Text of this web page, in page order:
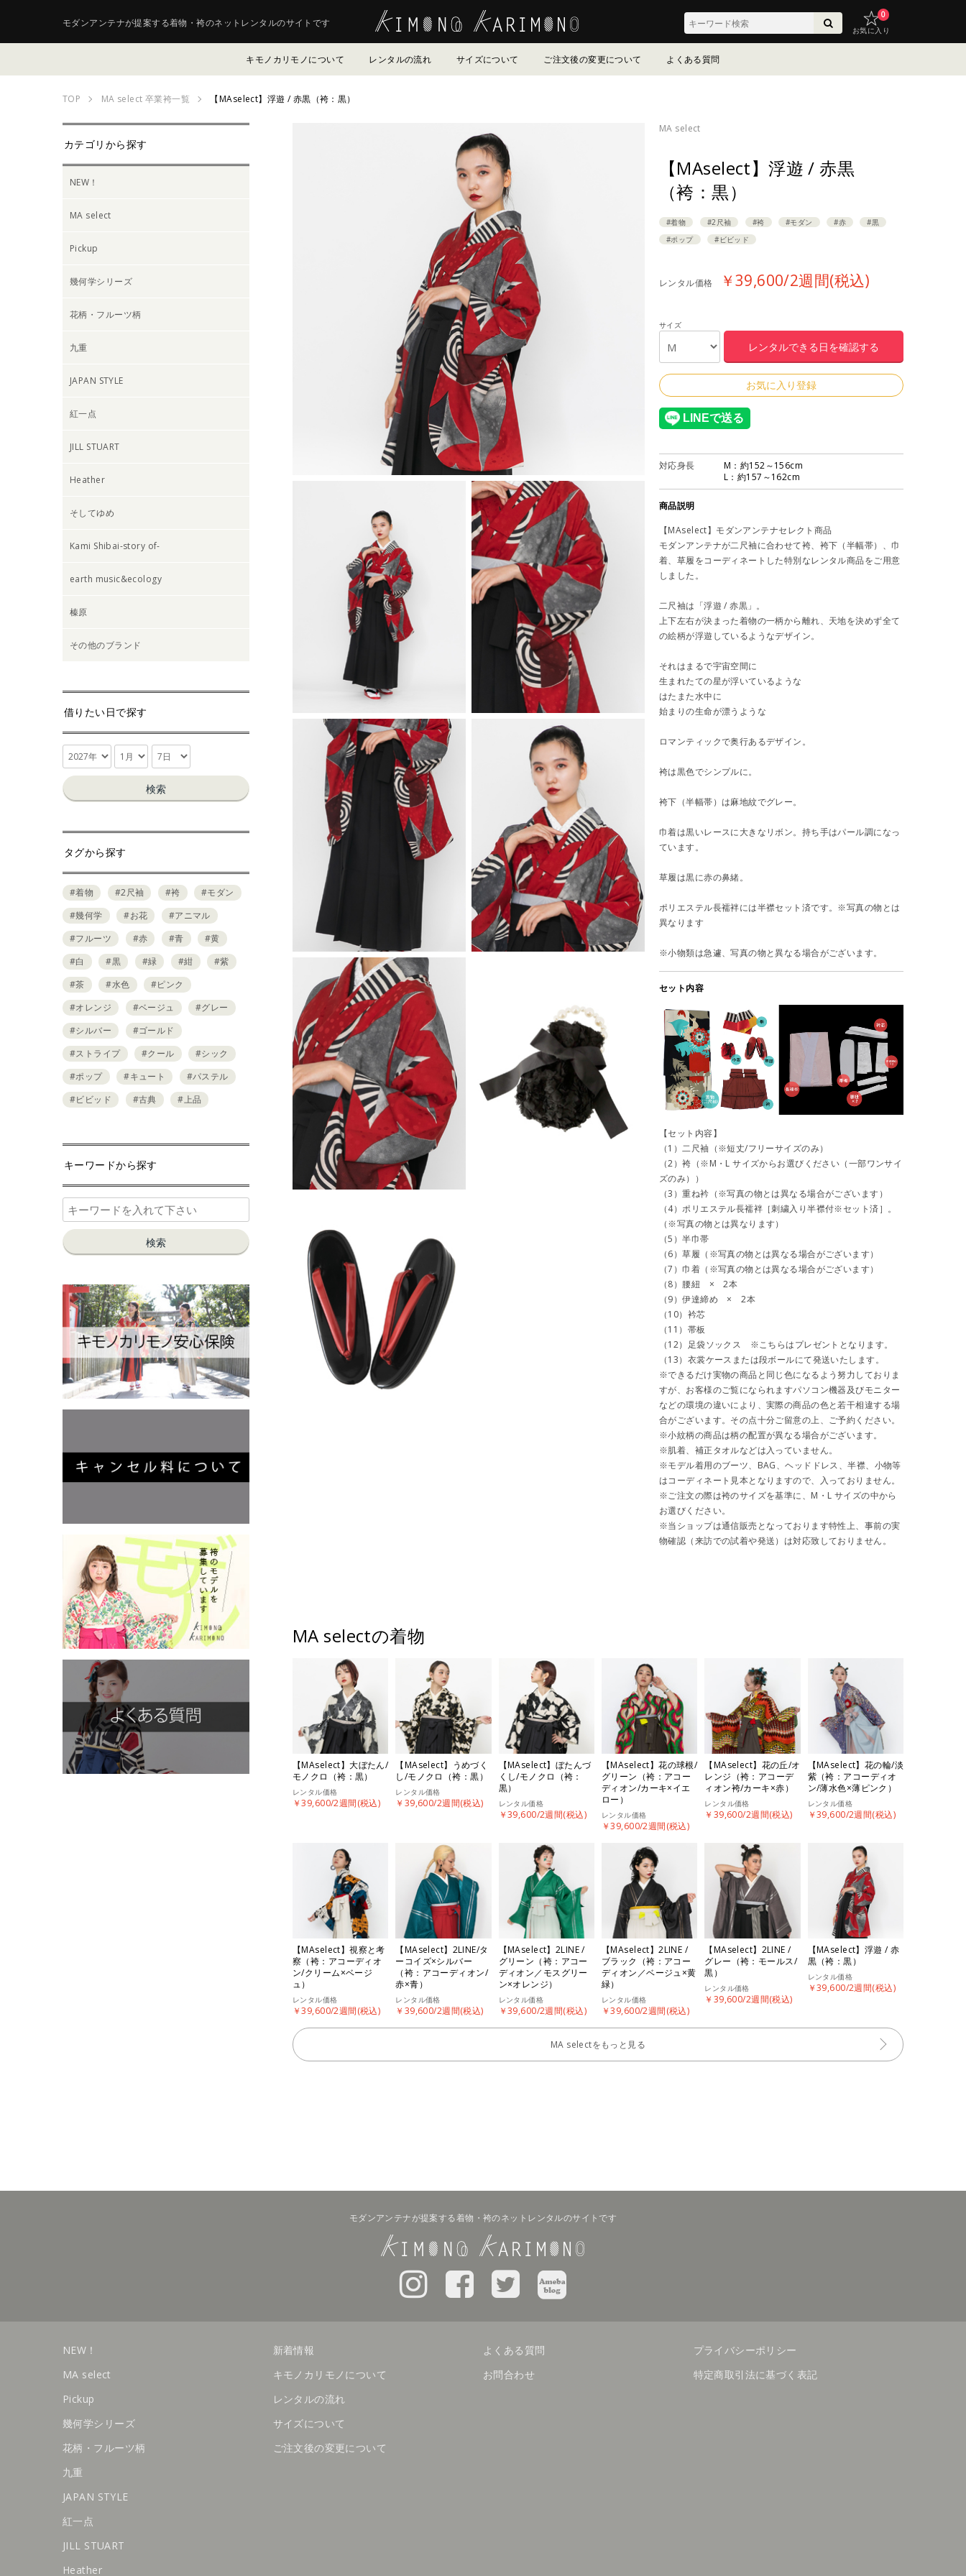
モダンアンテナが提案する着物・袴のネットレンタルのサイトです
お気に入り
0
キモノカリモノについて レンタルの流れ サイズについて ご注文後の変更について よくある質問
TOP MA select 卒業袴一覧 【MAselect】浮遊 / 赤黒（袴：黒）
MA select
【MAselect】浮遊 / 赤黒
（袴：黒）
#着物 #2尺袖 #袴 #モダン #赤
#黒
#ポップ
#ビビッド
レンタル価格 ￥39,600/2週間(税込)
サイズ
お気に入り登録
対応身長
M：約152～156cm
L：約157～162cm
商品説明
【MAselect】モダンアンテナセレクト商品
モダンアンテナが二尺袖に合わせて袴、袴下（半幅帯）、巾
着、草履をコーディネートした特別なレンタル商品をご用意
しました。
二尺袖は「浮遊 / 赤黒」。
上下左右が決まった着物の一柄から離れ、‬天地を決めず全て
の絵柄が浮遊しているようなデザイン‬。
それはまるで宇宙空間に
生まれたての星が浮いているような
はたまた水中に
始まりの生命が漂うような
ロマンティックで奥行あるデザイン。
袴は黒色でシンプルに。
袴下（半幅帯）は麻地紋でグレー。
巾着は黒いレースに大きなリボン。持ち手はパール調になっ
ています。
草履は黒に赤の鼻緒。
ポリエステル長襦袢には半襟セット済です。※写真の物とは
異なります
※小物類は急遽、写真の物と異なる場合がございます。
セット内容
【セット内容】
（1）二尺袖（※短丈/フリーサイズのみ）
（2）袴（※M・L サイズからお選びください（一部ワンサイ
ズのみ））
（3）重ね衿（※写真の物とは異なる場合がございます）
（4）ポリエステル長襦袢［刺繍入り半襟付※セット済］。
（※写真の物とは異なります）
（5）半巾帯
（6）草履（※写真の物とは異なる場合がございます）
（7）巾着（※写真の物とは異なる場合がございます）
（8）腰紐 × 2本
（9）伊達締め × 2本
（10）衿芯
（11）帯板
（12）足袋ソックス ※こちらはプレゼントとなります。
（13）衣裳ケースまたは段ボールにて発送いたします。
※できるだけ実物の商品と同じ色になるよう努力しておりま
すが、お客様のご覧になられますパソコン機器及びモニター
などの環境の違いにより、実際の商品の色と若干相違する場
合がございます。その点十分ご留意の上、ご予約ください。
※小紋柄の商品は柄の配置が異なる場合がございます。
※肌着、補正タオルなどは入っていません。
※モデル着用のブーツ、BAG、ヘッドドレス、半襟、小物等
はコーディネート見本となりますので、入っておりません。
※ご注文の際は袴のサイズを基準に、M・L サイズの中から
お選びください。
※当ショップは通信販売となっております特性上、事前の実
物確認（来訪での試着や発送）は対応致しておりません。
MA selectの着物
【MAselect】大ぼたん/
モノクロ（袴：黒）
レンタル価格
￥39,600/2週間(税込)
【MAselect】うめづく
し/モノクロ（袴：黒）
レンタル価格
￥39,600/2週間(税込)
【MAselect】ぼたんづ
くし/モノクロ（袴：
黒）
レンタル価格
￥39,600/2週間(税込)
【MAselect】花の球根/
グリーン（袴：アコー
ディオン/カーキ×イエ
ロー）
レンタル価格
￥39,600/2週間(税込)
【MAselect】花の丘/オ
レンジ（袴：アコーデ
ィオン袴/カーキ×赤）
レンタル価格
￥39,600/2週間(税込)
【MAselect】花の輪/淡
紫（袴：アコーディオ
ン/薄水色×薄ピンク）
レンタル価格
￥39,600/2週間(税込)
【MAselect】視察と考
察（袴：アコーディオ
ン/クリーム×ベージ
ュ）
レンタル価格
￥39,600/2週間(税込)
【MAselect】2LINE/タ
ーコイズ×シルバー
（袴：アコーディオン/
赤×青）
レンタル価格
￥39,600/2週間(税込)
【MAselect】2LINE /
グリーン（袴：アコー
ディオン／モスグリー
ン×オレンジ）
レンタル価格
￥39,600/2週間(税込)
【MAselect】2LINE /
ブラック（袴：アコー
ディオン／ベージュ×黄
緑）
レンタル価格
￥39,600/2週間(税込)
【MAselect】2LINE /
グレー（袴：モールス/
黒）
レンタル価格
￥39,600/2週間(税込)
【MAselect】浮遊 / 赤
黒（袴：黒）
レンタル価格
￥39,600/2週間(税込)
MA selectをもっと見る
カテゴリから探す
NEW！
MA select
Pickup
幾何学シリーズ
花柄・フルーツ柄
九重
JAPAN STYLE
紅一点
JILL STUART
Heather
そしてゆめ
Kami Shibai-story of-
earth music&ecology
榛原
その他のブランド
借りたい日で探す
検索
タグから探す
#着物 #2尺袖 #袴
#モダン
#幾何学
#お花
#アニマル
#フルーツ
#赤 #青
#黄
#白
#黒 #緑 #紺
#紫
#茶
#水色
#ピンク
#オレンジ
#ベージュ
#グレー
#シルバー
#ゴールド
#ストライプ
#クール
#シック
#ポップ
#キュート
#パステル
#ビビッド
#古典 #上品
キーワードから探す
検索
モダンアンテナが提案する着物・袴のネットレンタルのサイトです
NEW！
MA select
Pickup
幾何学シリーズ
花柄・フルーツ柄
九重
JAPAN STYLE
紅一点
JILL STUART
Heather
新着情報
キモノカリモノについて
レンタルの流れ
サイズについて
ご注文後の変更について
よくある質問
お問合わせ
プライバシーポリシー
特定商取引法に基づく表記